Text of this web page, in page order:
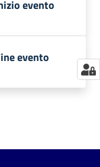
evento
evento